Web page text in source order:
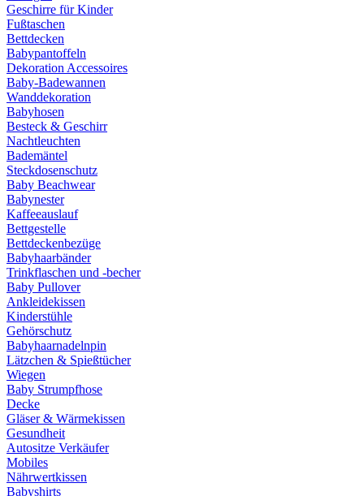
Geschirre für Kinder
Fußtaschen
Bettdecken
Babypantoffeln
Dekoration Accessoires
Baby-Badewannen
Wanddekoration
Babyhosen
Besteck & Geschirr
Nachtleuchten
Bademäntel
Steckdosenschutz
Baby Beachwear
Babynester
Kaffeeauslauf
Bettgestelle
Bettdeckenbezüge
Babyhaarbänder
Trinkflaschen und -becher
Baby Pullover
Ankleidekissen
Kinderstühle
Gehörschutz
Babyhaarnadelnpin
Lätzchen & Spießtücher
Wiegen
Baby Strumpfhose
Decke
Gläser & Wärmekissen
Gesundheit
Autositze Verkäufer
Mobiles
Nährwertkissen
Babyshirts